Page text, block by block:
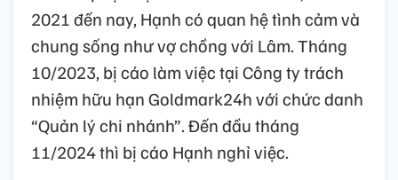
2021 đến nay, Hạnh có quan hệ tình cảm và
chung sống như vợ chồng với Lâm. Tháng
10/2023, bị cáo làm việc tại Công ty trách
nhiệm hữu hạn Goldmark24h với chức danh
“Quản lý chi nhánh”. Đến đầu tháng
11/2024 thì bị cáo Hạnh nghỉ việc.